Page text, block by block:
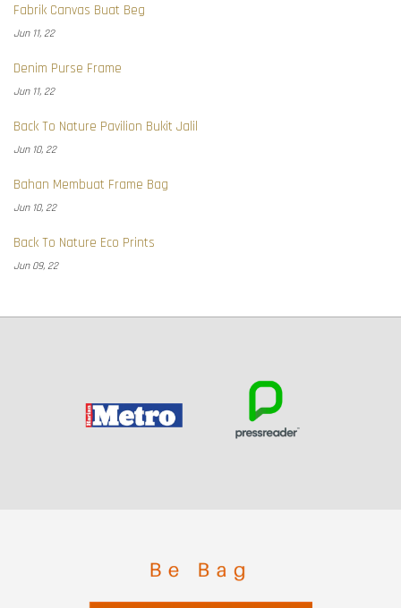
Fabrik Canvas Buat Beg
Jun 11, 22
Denim Purse Frame
Jun 11, 22
Back To Nature Pavilion Bukit Jalil
Jun 10, 22
Bahan Membuat Frame Bag
Jun 10, 22
Back To Nature Eco Prints
Jun 09, 22